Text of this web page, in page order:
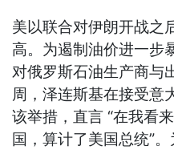
美以联合对伊朗开战之
高。为遏制油价进一步
对俄罗斯石油生产商与
周，泽连斯基在接受意
该举措，直言 “在我看
国，算计了美国总统”